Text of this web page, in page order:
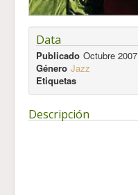
Data
Publicado Octubre 2007
Género Jazz
Etiquetas
Descripción